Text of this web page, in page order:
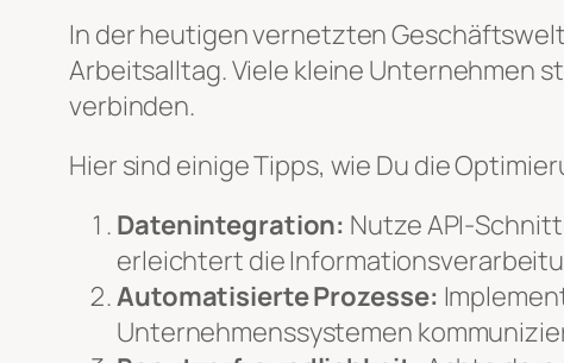
In der heutigen vernetzten
Arbeitsalltag. Viele kleine Unternehmen
verbinden.
Hier sind einige Tipps, wie Du die
Datenintegration: Nutze API-
erleichtert die
Automatisierte Prozesse:
Unternehmenssystemen